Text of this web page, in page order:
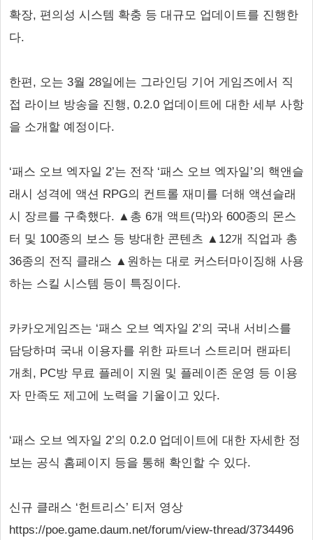
확장, 편의성 시스템 확충 등 대규모 업데이트를 진행한
다.
한편, 오는 3월 28일에는 그라인딩 기어 게임즈에서 직
접 라이브 방송을 진행, 0.2.0 업데이트에 대한 세부 사항
을 소개할 예정이다.
‘패스 오브 엑자일 2’는 전작 ‘패스 오브 엑자일’의 핵앤슬
래시 성격에 액션 RPG의 컨트롤 재미를 더해 액션슬래
시 장르를 구축했다. ▲총 6개 액트(막)와 600종의 몬스
터 및 100종의 보스 등 방대한 콘텐츠 ▲12개 직업과 총
36종의 전직 클래스 ▲원하는 대로 커스터마이징해 사용
하는 스킬 시스템 등이 특징이다.
카카오게임즈는 ‘패스 오브 엑자일 2’의 국내 서비스를
담당하며 국내 이용자를 위한 파트너 스트리머 랜파티
개최, PC방 무료 플레이 지원 및 플레이존 운영 등 이용
자 만족도 제고에 노력을 기울이고 있다.
‘패스 오브 엑자일 2’의 0.2.0 업데이트에 대한 자세한 정
보는 공식 홈페이지 등을 통해 확인할 수 있다.
신규 클래스 ‘헌트리스’ 티저 영상
https://poe.game.daum.net/forum/view-thread/3734496